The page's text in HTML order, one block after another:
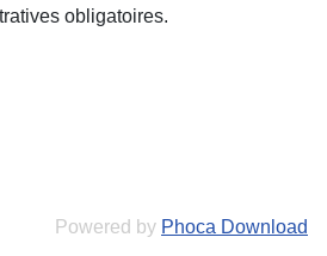
obligatoires.
Powered by Phoca Download